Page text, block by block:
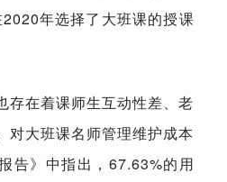
年选择了大班课的授课
存在着课师生互动性差、老
对大班课名师管理维护成本
告》中指出，67.63%的用